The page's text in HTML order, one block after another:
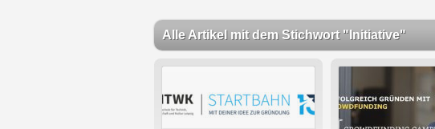
Alle Artikel mit dem Stichwort "Initiative"